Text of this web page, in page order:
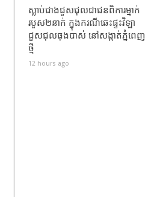
ស្លាប់ជាងជួសជុលជាជនពិការម្នាក់
របួស២នាក់ ក្នុងករណីឆេះផ្ទះវិឡា
ជួសជុលធុងបាស់ នៅសង្កាត់ភ្នំពេញ
ថ្មី
12 hours ago